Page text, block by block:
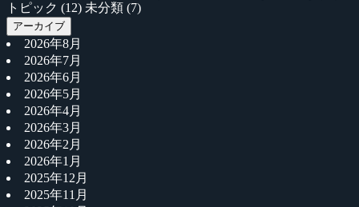
トピック (12) 未分類 (7)
アーカイブ
2026年8月
2026年7月
2026年6月
2026年5月
2026年4月
2026年3月
2026年2月
2026年1月
2025年12月
2025年11月